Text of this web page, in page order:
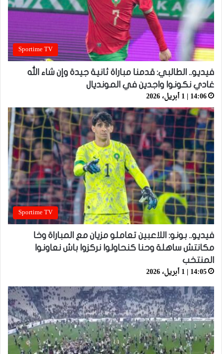
Sportime TV
فيديو.. الطالبي: قدمنا مباراة ثانية جيدة وإن شاء الله
غادي نكونوا واجدين في المونديال
14:06 | 1 أبريل، 2026
Sportime TV
فيديو.. بونو: اللاعبين تعاملو مزيان مع المباراة وخا
مكانتش ساهلة وحنا كنحاولوا نركزوا باش نعاونوا
المنتخب
14:05 | 1 أبريل، 2026